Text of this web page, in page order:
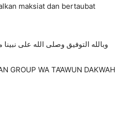
maksiat dan bertaubat
وبالله التوفيق وصلى الله على
GROUP WA TA’AWUN DAKWAH